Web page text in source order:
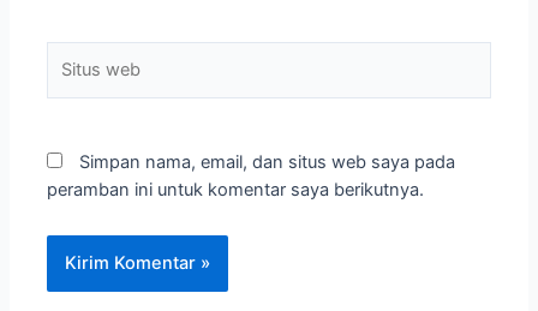
Simpan nama, email, dan situs web saya pada
peramban ini untuk komentar saya berikutnya.